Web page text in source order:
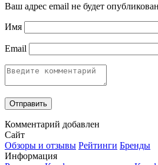
Ваш адрес email не будет
Имя
Email
Комментарий добавлен
Сайт
Обзоры и отзывы Рейтинги Бренды
Информация